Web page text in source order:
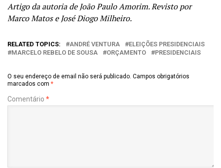
Artigo da autoria de João Paulo Amorim. Revisto por
Marco Matos e JoséDiogoMilheiro.
RELATED TOPICS: ANDRÉ VENTURA
ELEIÇÕES PRESIDENCIAIS
MARCELO REBELO DE SOUSA
ORÇAMENTO PRESIDENCIAIS
O seu endereço de email não será publicado. Campos obrigatórios
marcados com *
Comentário *